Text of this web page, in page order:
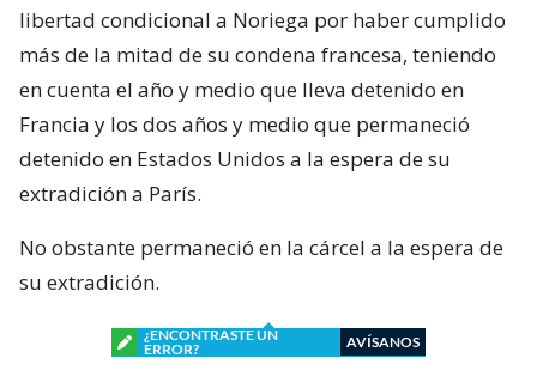
libertad condicional a Noriega por haber cumplido
más de la mitad de su condena francesa, teniendo
en cuenta el año y medio que lleva detenido en
Francia y los dos años y medio que permaneció
detenido en Estados Unidos a la espera de su
extradición a París.
No obstante permaneció en la cárcel a la espera de
su extradición.
¿ENCONTRASTE UN
ERROR?
AVÍSANOS